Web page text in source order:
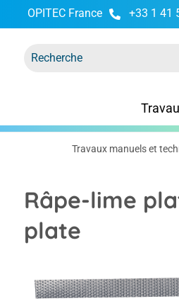
Passer à la navigation
OPITEC France +33 1 41
Travaux manuels et
Râpe-lime
plate
Ignorer la galerie d'images